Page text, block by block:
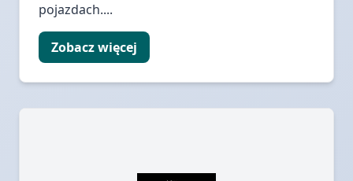
pojazdach....
Zobacz więcej